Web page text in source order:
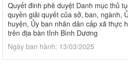
Quyết đinh phê duyệt Danh mục thủ
quyền giải quyết của sở, ban, ngành,
huyện, Ủy ban nhân dân cấp xã thực
trên địa bàn tỉnh Bình Dương
Ngày ban hành: 13/03/2025